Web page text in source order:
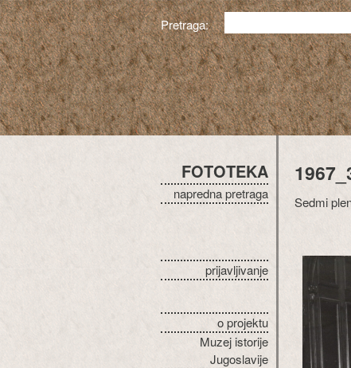
Pretraga:
FOTOTEKA
napredna pretraga
prijavljivanje
o projektu
Muzej istorije
Jugoslavije
Sedmi